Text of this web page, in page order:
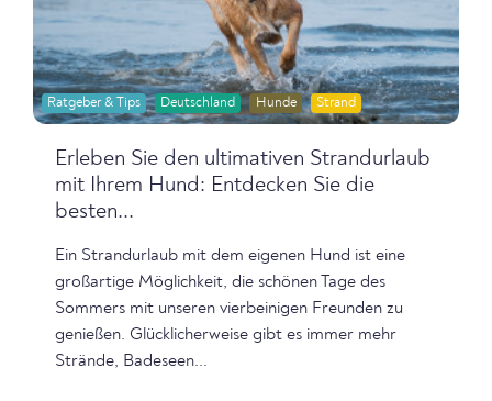
Ratgeber & Tips Deutschland Hunde Strand
Erleben Sie den ultimativen Strandurlaub
mit Ihrem Hund: Entdecken Sie die
besten...
Ein Strandurlaub mit dem eigenen Hund ist eine
großartige Möglichkeit, die schönen Tage des
Sommers mit unseren vierbeinigen Freunden zu
genießen. Glücklicherweise gibt es immer mehr
Strände, Badeseen...